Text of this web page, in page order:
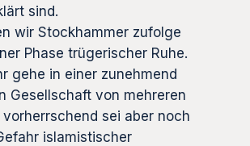
sind.
wir Stockhammer zufolge
Phase trügerischer Ruhe.
gehe in einer zunehmend
Gesellschaft von mehreren
sei aber noch
islamistischer